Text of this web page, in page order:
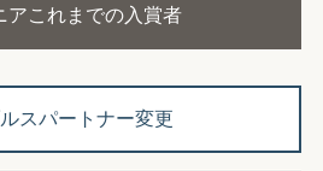
アこれまでの入賞者
スパートナー変更